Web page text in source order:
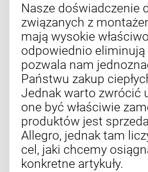
Nasze doświadczenie
związanych z
mają wysokie
odpowiednio eliminują
pozwala nam
Państwu zakup
Jednak warto zwrócić
one być właściwie
produktów jest
Allegro, jednak tam
cel, jaki chcemy
konkretne artykuły.